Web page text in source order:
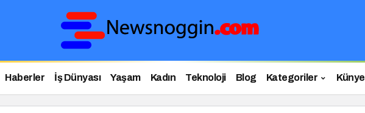
Haberler İş Dünyası Yaşam Kadın Teknoloji Blog Kategoriler Künye